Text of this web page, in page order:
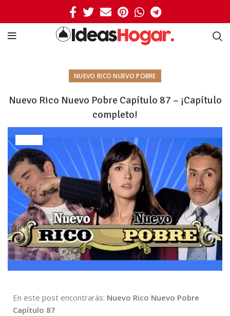
NUEVO RICO NUEVO POBRE
Nuevo Rico Nuevo Pobre Capítulo 87 – ¡Capítulo
completo!
En este post encontrarás: Nuevo Rico Nuevo Pobre
Capítulo 87